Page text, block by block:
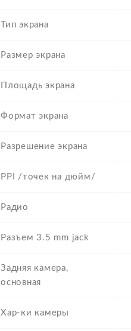
Тип экрана
Размер экрана
Площадь экрана
Формат экрана
Разрешение экрана
PPI /точек на дюйм/
Радио
Разъем 3.5 mm jack
Задняя камера,
основная
Хар-ки камеры